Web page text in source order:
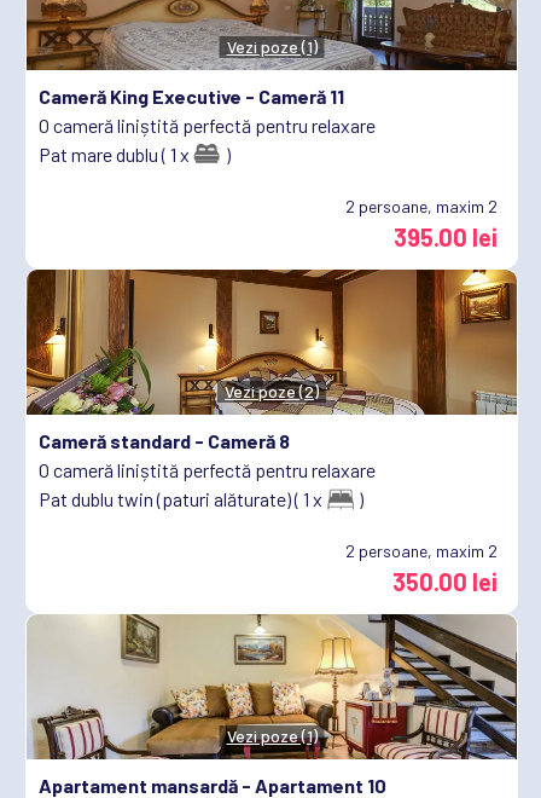
Vezi poze (1)
Cameră King Executive - Cameră 11
O cameră liniștită perfectă pentru relaxare
Pat mare dublu ( 1 x
)
2 persoane, maxim 2
395.00 lei
Vezi poze (2)
Cameră standard - Cameră 8
O cameră liniștită perfectă pentru relaxare
Pat dublu twin (paturi alăturate) ( 1 x
)
2 persoane, maxim 2
350.00 lei
Vezi poze (1)
Apartament mansardă - Apartament 10